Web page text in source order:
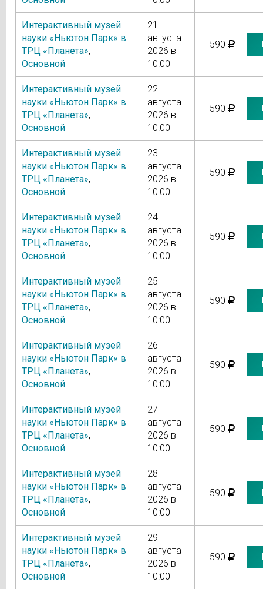
Интерактивный музей
науки «Ньютон Парк» в
ТРЦ «Планета»,
Основной
21
августа
2026 в
10:00
590
Интерактивный музей
науки «Ньютон Парк» в
ТРЦ «Планета»,
Основной
22
августа
2026 в
10:00
590
Интерактивный музей
науки «Ньютон Парк» в
ТРЦ «Планета»,
Основной
23
августа
2026 в
10:00
590
Интерактивный музей
науки «Ньютон Парк» в
ТРЦ «Планета»,
Основной
24
августа
2026 в
10:00
590
Интерактивный музей
науки «Ньютон Парк» в
ТРЦ «Планета»,
Основной
25
августа
2026 в
10:00
590
Интерактивный музей
науки «Ньютон Парк» в
ТРЦ «Планета»,
Основной
26
августа
2026 в
10:00
590
Интерактивный музей
науки «Ньютон Парк» в
ТРЦ «Планета»,
Основной
27
августа
2026 в
10:00
590
Интерактивный музей
науки «Ньютон Парк» в
ТРЦ «Планета»,
Основной
28
августа
2026 в
10:00
590
Интерактивный музей
науки «Ньютон Парк» в
ТРЦ «Планета»,
Основной
29
августа
2026 в
10:00
590